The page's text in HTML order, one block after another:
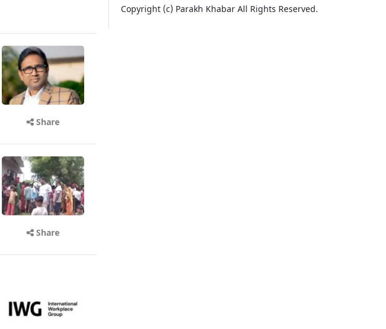
Share
Share
Copyright (c) Parakh Khabar All Rights Reserved.